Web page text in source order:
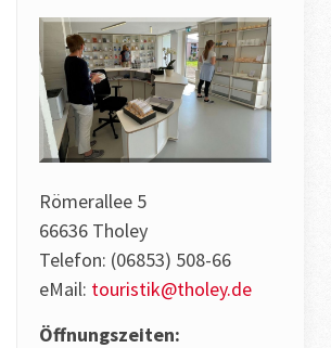
Römerallee 5
66636 Tholey
Telefon: (06853) 508-66
eMail: touristik@tholey.de
Öffnungszeiten: